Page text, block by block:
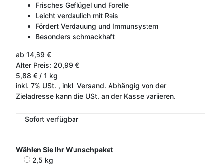
Frisches Geflügel und Forelle
Leicht verdaulich mit Reis
Fördert Verdauung und Immunsystem
Besonders schmackhaft
ab 14,69 €
Alter Preis: 20,99 €
5,88 € / 1 kg
inkl. 7% USt. , inkl. Versand. Abhängig von der
Zieladresse kann die USt. an der Kasse variieren.
Sofort verfügbar
Wählen Sie Ihr Wunschpaket
2,5 kg